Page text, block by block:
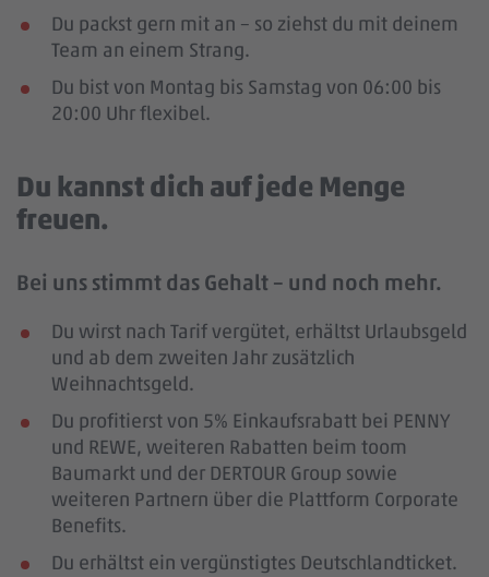
Du packst gern mit an – so ziehst du mit deinem
Team an einem Strang.
Du bist von Montag bis Samstag von 06:00 bis
20:00 Uhr flexibel.
Du kannst dich auf jede Menge
freuen.
Bei uns stimmt das Gehalt – und noch mehr.
Du wirst nach Tarif vergütet, erhältst Urlaubsgeld
und ab dem zweiten Jahr zusätzlich
Weihnachtsgeld.
Du profitierst von 5% Einkaufsrabatt bei PENNY
und REWE, weiteren Rabatten beim toom
Baumarkt und der DERTOUR Group sowie
weiteren Partnern über die Plattform Corporate
Benefits.
Du erhältst ein vergünstigtes Deutschlandticket.